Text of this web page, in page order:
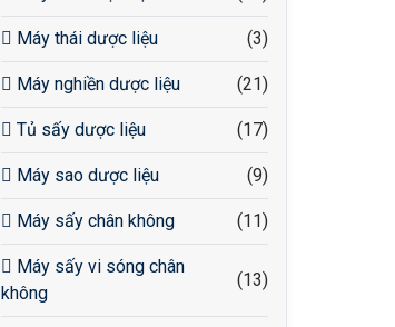
Máy thái dược liệu (3)
Máy nghiền dược liệu (21)
Tủ sấy dược liệu (17)
Máy sao dược liệu (9)
Máy sấy chân không (11)
Máy sấy vi sóng chân
không
(13)